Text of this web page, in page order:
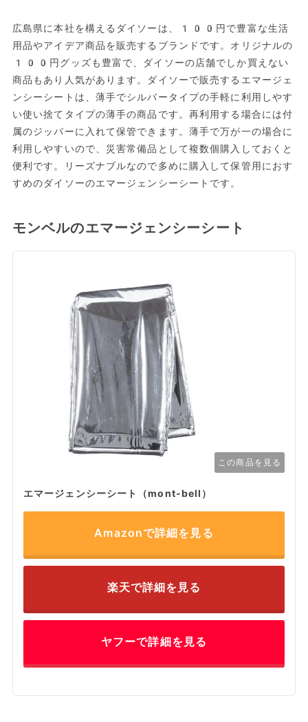
広島県に本社を構えるダイソーは、100円で豊富な生活
用品やアイデア商品を販売するブランドです。オリジナルの
100円グッズも豊富で、ダイソーの店舗でしか買えない
商品もあり人気があります。ダイソーで販売するエマージェ
ンシーシートは、薄手でシルバータイプの手軽に利用しやす
い使い捨てタイプの薄手の商品です。再利用する場合には付
属のジッパーに入れて保管できます。薄手で万が一の場合に
利用しやすいので、災害常備品として複数個購入しておくと
便利です。リーズナブルなので多めに購入して保管用におす
すめのダイソーのエマージェンシーシートです。
モンベルのエマージェンシーシート
この商品を見る
エマージェンシーシート（mont-bell）
Amazonで詳細を見る
楽天で詳細を見る
ヤフーで詳細を見る